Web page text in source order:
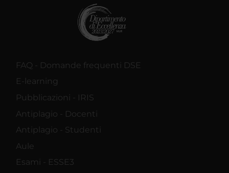
FAQ - Domande frequenti DSE
E-learning
Pubblicazioni - IRIS
Antiplagio - Docenti
Antiplagio - Studenti
Aule
Esami - ESSE3